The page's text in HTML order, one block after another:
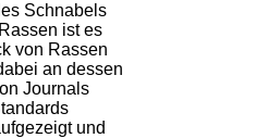
Schnabels
ist es
von Rassen
an dessen
Journals
und